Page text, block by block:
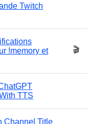
Twitch
!memory et
🎬
TTS
Channel Title